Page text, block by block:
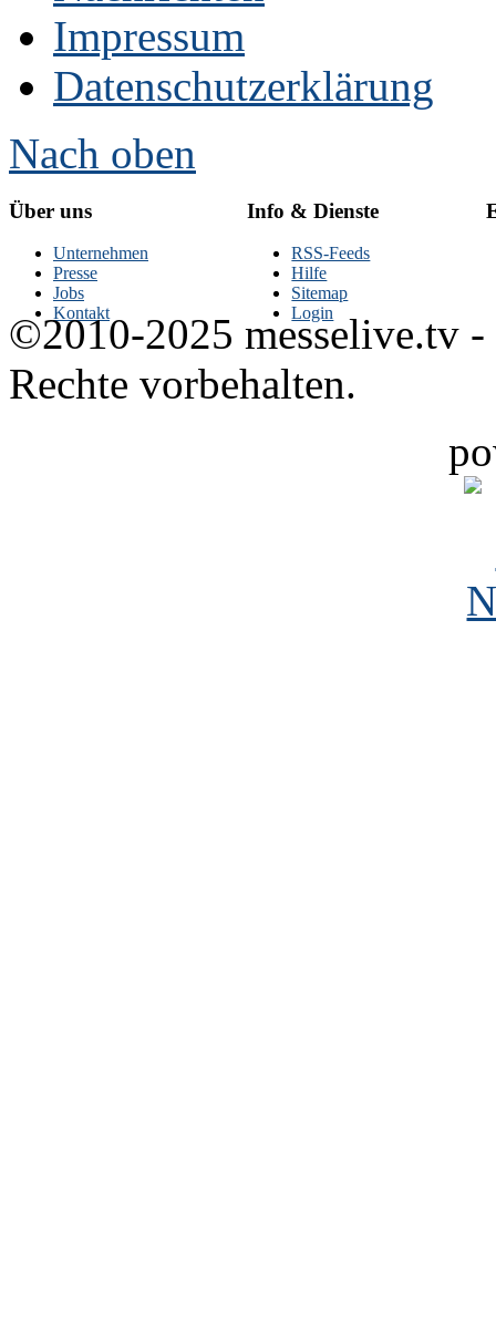
Impressum
Datenschutzerklärung
Nach oben
Über uns
Unternehmen
Presse
Jobs
Kontakt
Info & Dienste
RSS-Feeds
Hilfe
Sitemap
Login
©2010-2025 messelive.tv -
Rechte vorbehalten.